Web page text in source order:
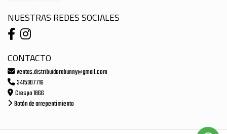
NUESTRAS REDES SOCIALES
CONTACTO
ventas.distribuidorabunny@gmail.com
3415907716
Crespo 1866
Botón de arrepentimiento